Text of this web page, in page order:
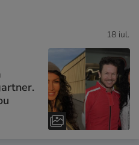
18 iul.